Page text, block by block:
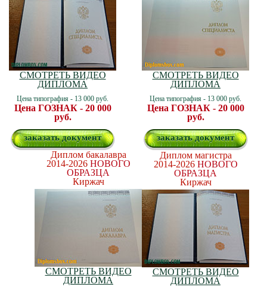
СМОТРЕТЬ ВИДЕО
ДИПЛОМА
Цена типография - 13 000 руб.
Цена ГОЗНАК - 20 000
руб.
заказать документ
СМОТРЕТЬ ВИДЕО
ДИПЛОМА
Цена типография - 13 000 руб.
Цена ГОЗНАК - 20 000
руб.
заказать документ
Диплом бакалавра
2014-2026 НОВОГО
ОБРАЗЦА
Киржач
СМОТРЕТЬ ВИДЕО
ДИПЛОМА
Диплом магистра
2014-2026 НОВОГО
ОБРАЗЦА
Киржач
СМОТРЕТЬ ВИДЕО
ДИПЛОМА